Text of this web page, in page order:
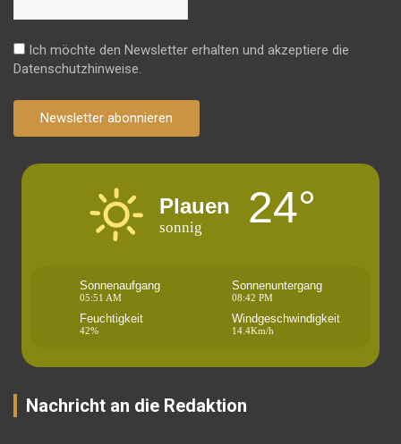
Ich möchte den Newsletter erhalten und akzeptiere die
Datenschutzhinweise.
Newsletter abonnieren
Plauen
sonnig 24°
Sonnenaufgang
05:51 AM
Sonnenuntergang
08:42 PM
Feuchtigkeit
42%
Windgeschwindigkeit
14.4Km/h
Nachricht an die Redaktion